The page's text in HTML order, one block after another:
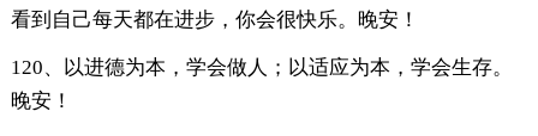
看到自己每天都在进步，你会很快乐。晚安！
120、以进德为本，学会做人；以适应为本，学会生存。
晚安！